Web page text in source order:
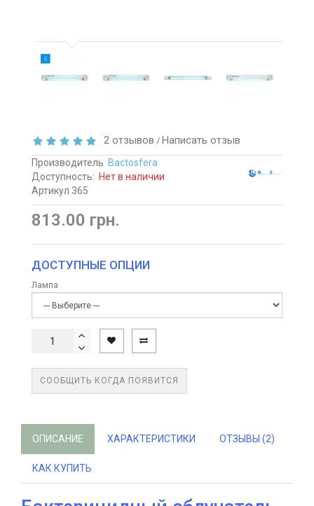
2 отзывов / Написать отзыв
Производитель Bactosfera
Доступность: Нет в наличии
Артикул 365
813.00 грн.
ДОСТУПНЫЕ ОПЦИИ
Лампа
СООБЩИТЬ КОГДА ПОЯВИТСЯ
ОПИСАНИЕ ХАРАКТЕРИСТИКИ ОТЗЫВЫ (2)
КАК КУПИТЬ